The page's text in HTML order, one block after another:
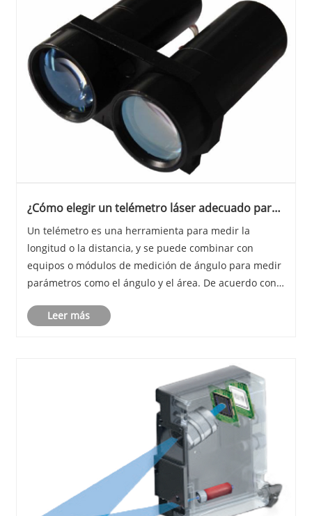
¿Cómo elegir un telémetro láser adecuado para
Un telémetro es una herramienta para medir la
longitud o la distancia, y se puede combinar con
equipos o módulos de medición de ángulo para medir
parámetros como el ángulo y el área. De acuerdo con
telémetros electrónicos varía de 500 yuanes a 5000
Leer más